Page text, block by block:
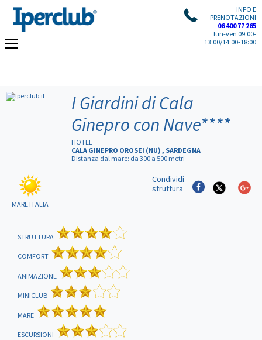
INFO E
PRENOTAZIONI
06 400 77 265
lun-ven 09:00-
13:00/14:00-18:00
I Giardini di Cala
Ginepro con Nave****
HOTEL
CALA GINEPRO OROSEI (NU) , SARDEGNA
Distanza dal mare: da 300 a 500 metri
MARE ITALIA
Condividi
struttura
STRUTTURA
COMFORT
ANIMAZIONE
MINICLUB
MARE
ESCURSIONI